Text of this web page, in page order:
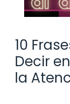
10
Decir
la